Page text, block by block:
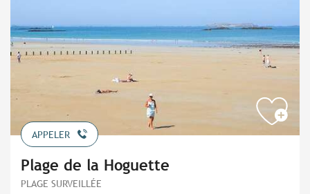
APPELER
Plage de la Hoguette
PLAGE SURVEILLÉE